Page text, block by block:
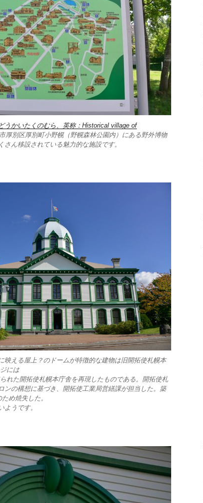
うかいたくのむら、英称：Historical village of
厚別区厚別町小野幌（野幌森林公園内）にある野外博物
さん移設されている魅力的な施設です。
映える屋上？のドームが特徴的な建物は旧開拓使札幌本
には
れた開拓使札幌本庁舎を再現したものである。開拓使札
ンの構想に基づき、開拓使工業局営繕課が担当した。築
め焼失した。
ようです。